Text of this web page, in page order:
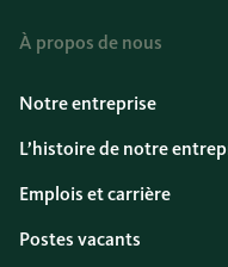
À propos de nous
Notre entreprise
L’histoire de notre
Emplois et carrière
Postes vacants